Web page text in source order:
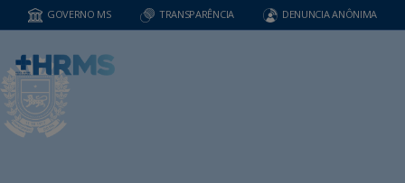
GOVERNO MS TRANSPARÊNCIA DENUNCIA ANÔNIMA